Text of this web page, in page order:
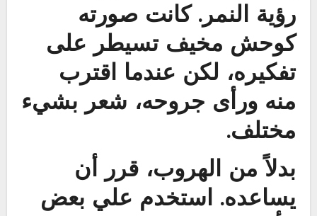
رؤية النمر. كانت صورته
كوحش مخيف تسيطر على
تفكيره، لكن عندما اقترب
منه ورأى جروحه، شعر بشيء
مختلف.
بدلاً من الهروب، قرر أن
يساعده. استخدم علي بعض